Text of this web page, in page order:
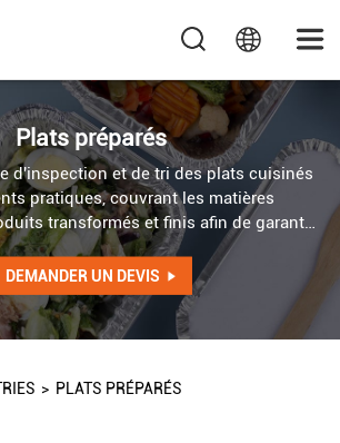
Plats préparés
d'inspection et de tri des plats cuisinés
pratiques, couvrant les matières
transformés et finis afin de garantir
et d'améliorer la qualité.
DEMANDER UN DEVIS
> PLATS PRÉPARÉS